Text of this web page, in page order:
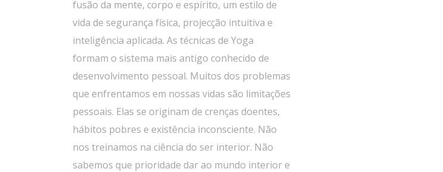
fusão da mente, corpo e espírito, um estilo de
vida de segurança física, projecção intuitiva e
inteligência aplicada. As técnicas de Yoga
formam o sistema mais antigo conhecido de
desenvolvimento pessoal. Muitos dos problemas
que enfrentamos em nossas vidas são limitações
pessoais. Elas se originam de crenças doentes,
hábitos pobres e existência inconsciente. Não
nos treinamos na ciência do ser interior. Não
sabemos que prioridade dar ao mundo interior e